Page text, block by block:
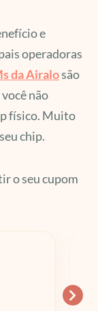
e
operadoras
da Airalosão
não
físico. Muito
chip.
o seu cupom